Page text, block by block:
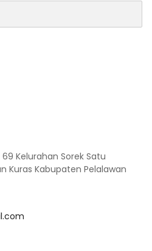
Kelurahan Sorek Satu
Kuras Kabupaten Pelalawan